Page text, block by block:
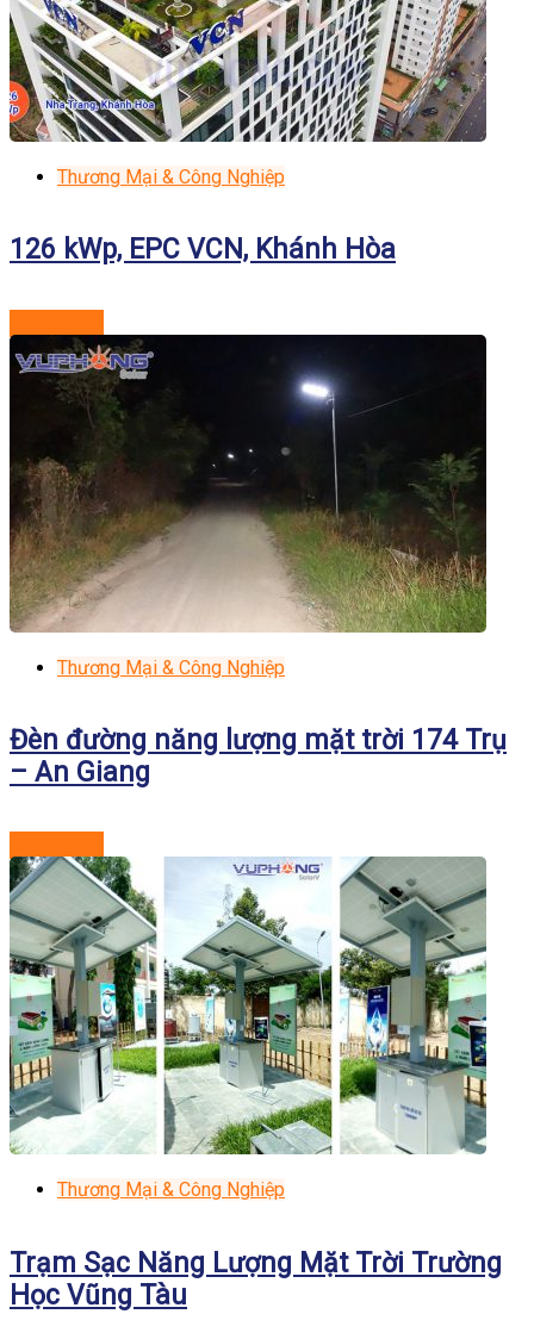
Thương Mại & Công Nghiệp
126 kWp, EPC VCN, Khánh Hòa
Thương Mại & Công Nghiệp
Đèn đường năng lượng mặt trời 174 Trụ
– An Giang
Thương Mại & Công Nghiệp
Trạm Sạc Năng Lượng Mặt Trời Trường
Học Vũng Tàu